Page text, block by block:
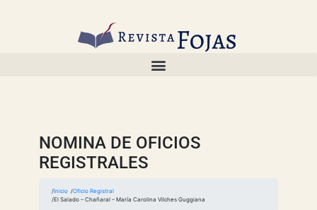
NOMINA DE OFICIOS
REGISTRALES
Inicio
Oficio Registral
El Salado – Chañaral – María Carolina Vilches Guggiana